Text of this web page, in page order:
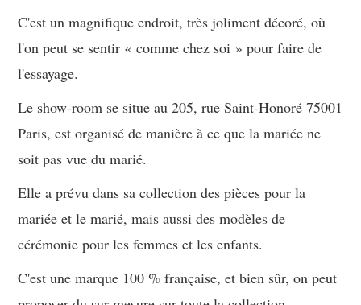
C'est un magnifique endroit, très joliment décoré, où
l'on peut se sentir « comme chez soi » pour faire de
l'essayage.
Le show-room se situe au 205, rue Saint-Honoré 75001
Paris, est organisé de manière à ce que la mariée ne
soit pas vue du marié.
Elle a prévu dans sa collection des pièces pour la
mariée et le marié, mais aussi des modèles de
cérémonie pour les femmes et les enfants.
C'est une marque 100 % française, et bien sûr, on peut